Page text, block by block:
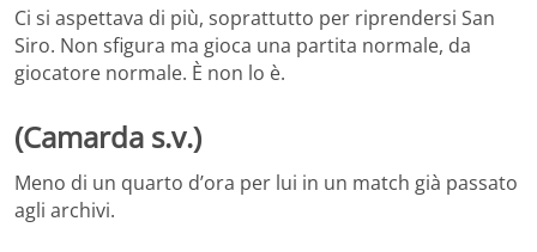
Ci si aspettava di più, soprattutto per riprendersi San
Siro. Non sfigura ma gioca una partita normale, da
giocatore normale. È non lo è.
(Camarda s.v.)
Meno di un quarto d’ora per lui in un match già passato
agli archivi.